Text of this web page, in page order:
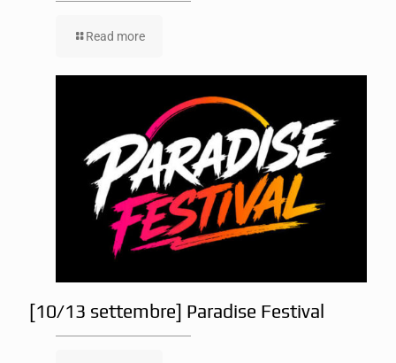
Read more
[10/13 settembre] Paradise Festival